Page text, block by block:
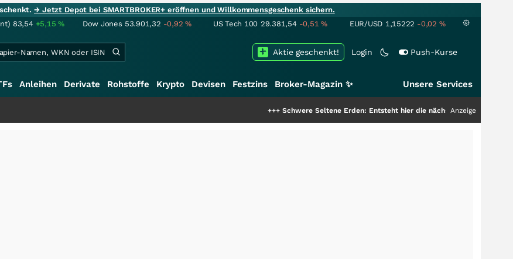
→ Jetzt Depot bei SMARTBROKER+ eröffnen und Willkommensgeschenk sichern.
83,54 +5,15% Dow Jones 53.901,32 -0,92% US Tech 100 29.381,54 -0,51% EUR/USD 1,15222 -0,02 %
Login Push-Kurse
Aktie geschenkt!
Anleihen Derivate Rohstoffe Krypto Devisen Festzins Broker-Magazin ✨ Unsere Services
Schwere Seltene Erden: Entsteht hier die nächste Milliardenstory?+++
Anzeige